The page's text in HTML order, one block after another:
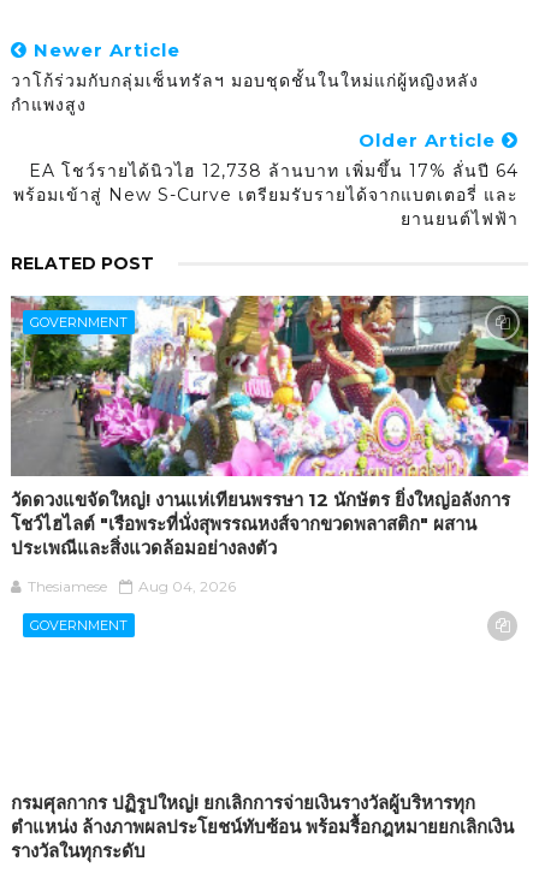
Newer Article
วาโก้ร่วมกับกลุ่มเซ็นทรัลฯ มอบชุดชั้นในใหม่แก่ผู้หญิงหลัง
กำแพงสูง
Older Article
EA โชว์รายได้นิวไฮ 12,738 ล้านบาท เพิ่มขึ้น 17% ลั่นปี 64
พร้อมเข้าสู่ New S-Curve เตรียมรับรายได้จากแบตเตอรี่ และ
ยานยนต์ไฟฟ้า
RELATED POST
GOVERNMENT
วัดดวงแขจัดใหญ่! งานแห่เทียนพรรษา 12 นักษัตร ยิ่งใหญ่อลังการ
โชว์ไฮไลต์ "เรือพระที่นั่งสุพรรณหงส์จากขวดพลาสติก" ผสาน
ประเพณีและสิ่งแวดล้อมอย่างลงตัว
Thesiamese Aug 04, 2026
GOVERNMENT
กรมศุลกากร ปฏิรูปใหญ่! ยกเลิกการจ่ายเงินรางวัลผู้บริหารทุก
ตำแหน่ง ล้างภาพผลประโยชน์ทับซ้อน พร้อมรื้อกฎหมายยกเลิกเงิน
รางวัลในทุกระดับ